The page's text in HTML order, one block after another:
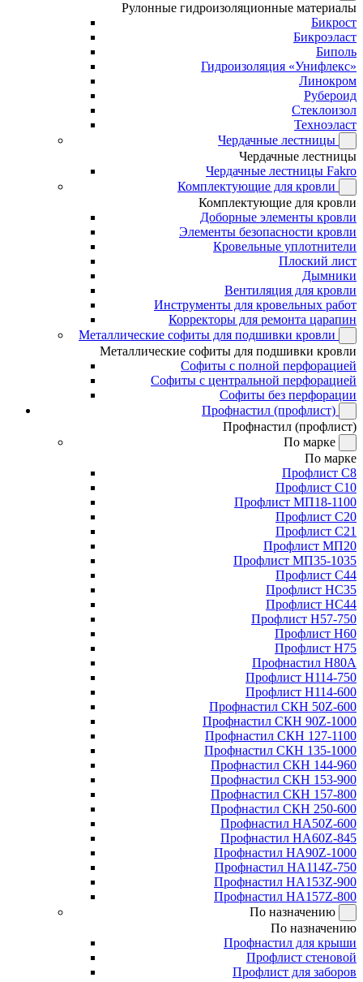
Рулонные гидроизоляционные материалы
Бикрост
Бикроэласт
Биполь
Гидроизоляция «Унифлекс»
Линокром
Рубероид
Стеклоизол
Техноэласт
Чердачные лестницы
Чердачные лестницы
Чердачные лестницы Fakro
Комплектующие для кровли
Комплектующие для кровли
Доборные элементы кровли
Элементы безопасности кровли
Кровельные уплотнители
Плоский лист
Дымники
Вентиляция для кровли
Инструменты для кровельных работ
Корректоры для ремонта царапин
Металлические софиты для подшивки кровли
Металлические софиты для подшивки кровли
Софиты с полной перфорацией
Софиты с центральной перфорацией
Софиты без перфорации
Профнастил (профлист)
Профнастил (профлист)
По марке
По марке
Профлист С8
Профлист С10
Профлист МП18-1100
Профлист С20
Профлист С21
Профлист МП20
Профлист МП35-1035
Профлист С44
Профлист НС35
Профлист НС44
Профлист Н57-750
Профлист Н60
Профлист Н75
Профнастил Н80А
Профлист Н114-750
Профлист Н114-600
Профнастил СКН 50Z-600
Профнастил СКН 90Z-1000
Профнастил СКН 127-1100
Профнастил СКН 135-1000
Профнастил СКН 144-960
Профнастил СКН 153-900
Профнастил СКН 157-800
Профнастил СКН 250-600
Профнастил НА50Z-600
Профнастил НА60Z-845
Профнастил НА90Z-1000
Профнастил НА114Z-750
Профнастил НА153Z-900
Профнастил НА157Z-800
По назначению
По назначению
Профнастил для крыши
Профлист стеновой
Профлист для заборов